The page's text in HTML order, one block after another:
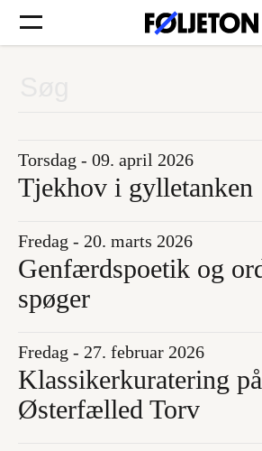
Føljetoner
Søg
Min side
Log ind
Torsdag - 09. april 2026
Tjekhov i gylletanken
Fredag - 20. marts 2026
Genfærdspoetik og
spøger
Fredag - 27. februar 2026
Klassikerkuratering på
Østerfælled Torv